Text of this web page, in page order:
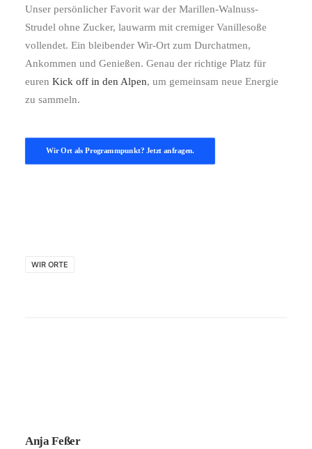
Unser persönlicher Favorit war der Marillen-Walnuss-
Strudel ohne Zucker, lauwarm mit cremiger Vanillesoße
vollendet. Ein bleibender Wir-Ort zum Durchatmen,
Ankommen und Genießen. Genau der richtige Platz für
euren Kick off in den Alpen, um gemeinsam neue Energie
zu sammeln.
Wir Ort als Programmpunkt? Jetzt anfragen.
WIR ORTE
Anja Feßer